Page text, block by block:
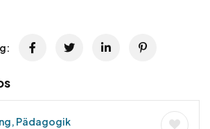
Pädagogik